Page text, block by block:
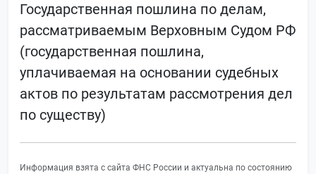
Государственная пошлина по делам,
рассматриваемым Верховным Судом РФ
(государственная пошлина,
уплачиваемая на основании судебных
актов по результатам рассмотрения дел
по существу)
Информация взята с сайта ФНС России и актуальна по состоянию